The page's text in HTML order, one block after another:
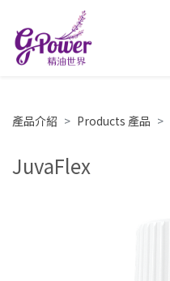
產品介紹 Products 產品
JuvaFlex